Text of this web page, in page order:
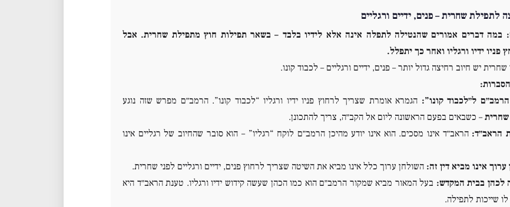
לתפילת שחרית – פנים, ידיים ורגליים
במה דברים אמורים שהנטילה לתפלה אינה אלא לידיו בלבד – בשאר תפילות חוץ מתפילת שחרית. אבל
פניו ידיו ורגליו ואחר כך יתפלל.
שחרית יש חיוב רחיצה גדול יותר – פנים, ידיים ורגליים – לכבוד קונו.
ל״לכבוד קונו”: הגמרא אומרת שצריך לרחוץ פניו ידיו ורגליו “לכבוד קונו”. הרמב״ם מפרש שזה נוגע
שחרית – כשבאים בפעם הראשונה ליום אל הקב״ה, צריך להתכונן.
הראב״ד: הראב״ד אינו מסכים. הוא אינו יודע מהיכן הרמב״ם לוקח “רגליו” – הוא סובר שהחיוב של רגליים אינו
אינו מביא דין זה: השולחן ערוך כלל אינו מביא את השיטה שצריך לרחוץ פנים, ידיים ורגליים לפני שחרית.
לכהן בבית המקדש: בעל המאור מביא שמקור הרמב״ם הוא כמו הכהן שעשה קידוש ידיו ורגליו. טענת הראב״ד היא
שייכות לתפילה.